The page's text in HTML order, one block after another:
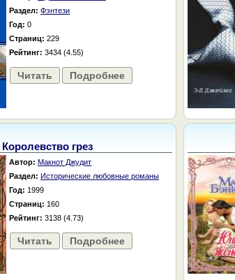
Раздел: Фэнтези
Год: 0
Страниц: 229
Рейтинг: 3434 (4.55)
Читать Подробнее
Королевство грез
Автор: Макнот Джудит
Раздел: Исторические любовные романы
Год: 1999
Страниц: 160
Рейтинг: 3138 (4.73)
Читать Подробнее